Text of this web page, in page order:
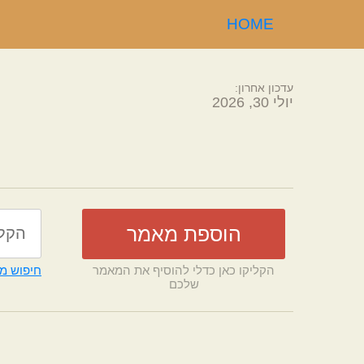
HOME
עדכון אחרון:
יולי 30, 2026
חיפוש
הקליקו כאן כדלי להוסיף את המאמר
שלכם